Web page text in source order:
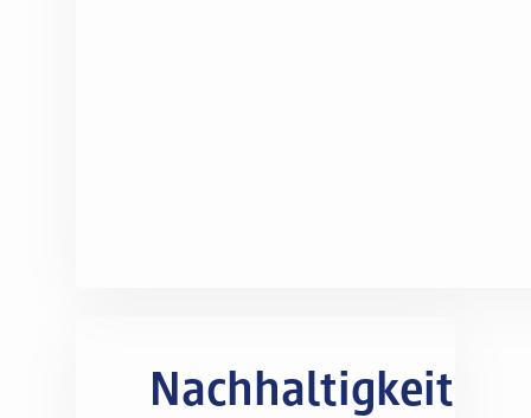
Nachhaltigkeit